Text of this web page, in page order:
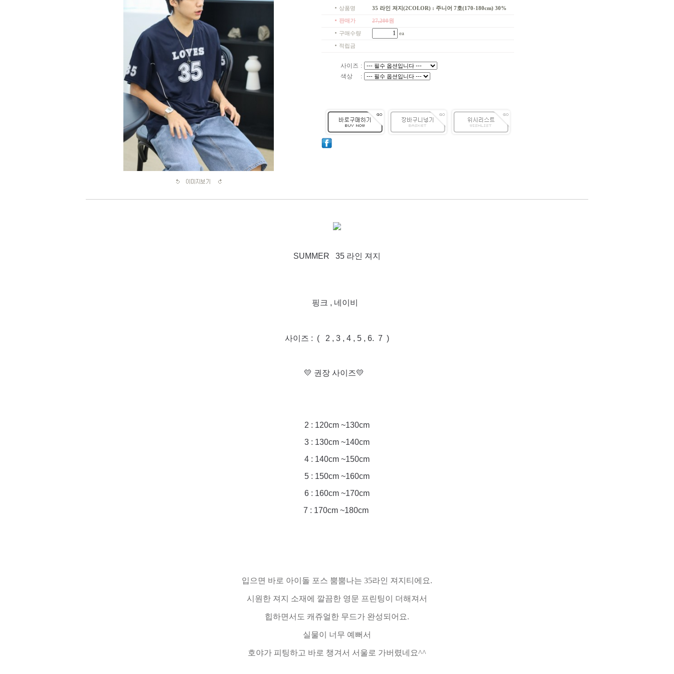
상품명 35 라인 져지(2COLOR) : 주니어 7호(170-180cm) 30%
판매가 27,200원
구매수량 ea
적립금
사이즈 :
색상
:
SUMMER 35 라인 져지
핑크 , 네이비
사이즈 : ( 2 , 3 , 4 , 5 , 6. 7 )
💛 권장 사이즈💛
2 : 120cm ~130cm
3 : 130cm ~140cm
4 : 140cm ~150cm
5 : 150cm ~160cm
6 : 160cm ~170cm
7 : 170cm ~180cm
입으면 바로 아이돌 포스 뿜뿜나는 35라인 져지티에요.
시원한 져지 소재에 깔끔한 영문 프린팅이 더해져서
힙하면서도 캐쥬얼한 무드가 완성되어요.
실물이 너무 예뻐서
호야가 피팅하고 바로 챙겨서 서울로 가버렸네요^^